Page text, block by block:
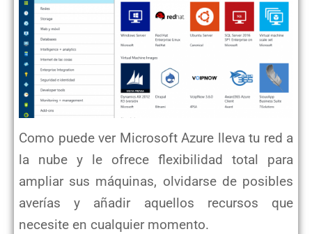
Como puede ver Microsoft Azure lleva tu red a
la nube y le ofrece flexibilidad total para
ampliar sus máquinas, olvidarse de posibles
averías y añadir aquellos recursos que
necesite en cualquier momento.